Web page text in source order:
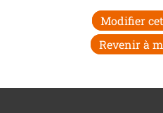
Modifier
Revenir à